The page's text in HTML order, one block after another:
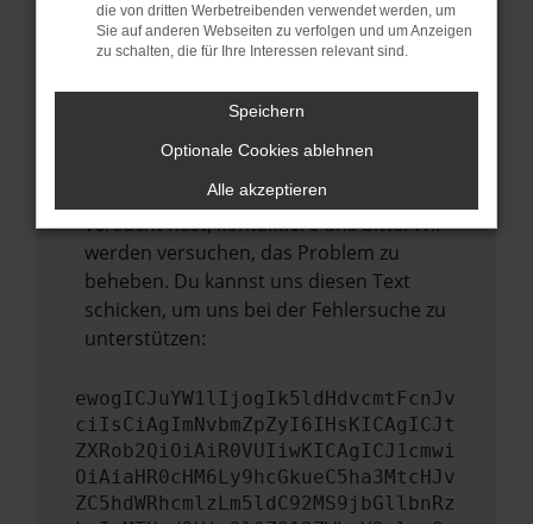
sind.
Veraltete Software birgt nicht nur ein
führen, dass bestimmte Funktionen nicht
mehr unterstützt werden.
Wende dich an den Webseitenbetreiber.
Wenn du alle oben genannten Schritte
versucht hast, kontaktiere uns bitte. Wir
werden versuchen, das Problem zu
beheben. Du kannst uns diesen Text
schicken, um uns bei der Fehlersuche zu
unterstützen:
ewogICJuYW1lIjogIk5ldHdvcmtFcnJv
ciIsCiAgImNvbmZpZyI6IHsKICAgICJt
ZXRob2QiOiAiR0VUIiwKICAgICJ1cmwi
OiAiaHR0cHM6Ly9hcGkueC5ha3MtcHJv
ZC5hdWRhcmlzLm5ldC92MS9jbGllbnRz
die von dritten Werbetreibenden verwendet werden, um
Sie auf anderen Webseiten zu verfolgen und um Anzeigen
zu schalten, die für Ihre Interessen relevant sind.
Speichern
Optionale Cookies ablehnen
Alle akzeptieren